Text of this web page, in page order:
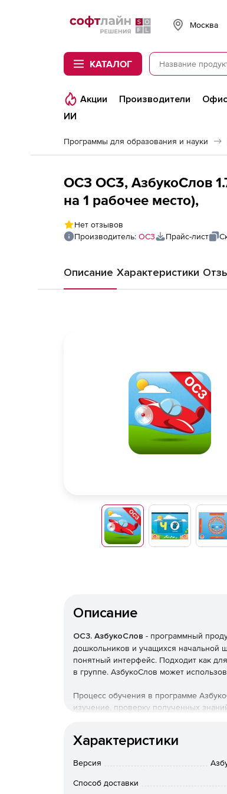
Softline
Москва
КАТАЛОГ
Акции Производители
ИИ
Программы для образования и науки
OC3 ОСӠ, АзбукоСлов
на 1 рабочее место),
Нет отзывов
Производитель: ОС3 Прайс-лист
Описание Характеристики
Описание
ОС3. АзбукоСлов - программный
дошкольников и учащихся начальной
понятный интерфейс. Подходит как
в группе. АзбукоСлов может
Процесс обучения в программе
изучение, проверку полученных
полученных знаний подразумевает
предмета, и определением учащимся,
Характеристики
Версия
Способ доставки